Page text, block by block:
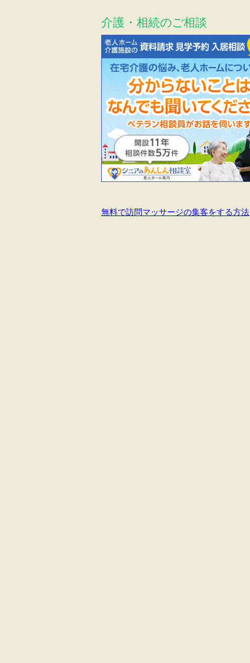
介護・相続のご相談
無料で訪問マッサージの集客をする方法